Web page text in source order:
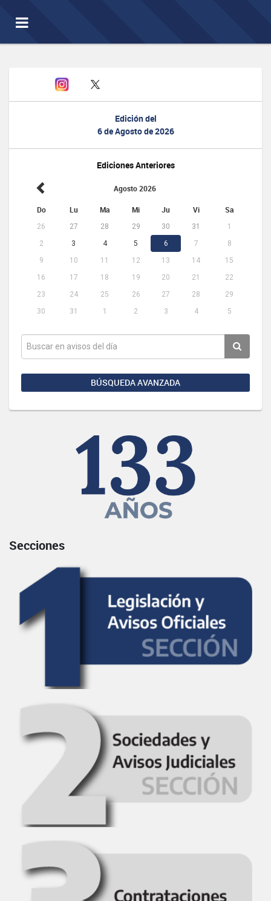
Toggle
navigation
Edición del
6 de Agosto de 2026
Ediciones Anteriores
Agosto 2026
Do Lu Ma Mi Ju Vi Sa
26 27 28 29 30 31
1
2
3 4 5 6 7
8
9
10 11 12 13 14
15
16
17 18 19 20 21
22
23
24 25 26 27 28
29
30
31 1 2 3 4 5
BÚSQUEDA AVANZADA
Secciones